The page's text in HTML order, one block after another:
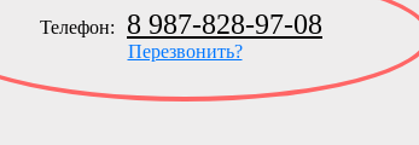
Телефон: 8 987-828-97-08
Перезвонить?